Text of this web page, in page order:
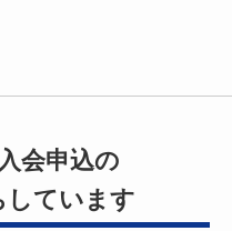
会申込の
しています